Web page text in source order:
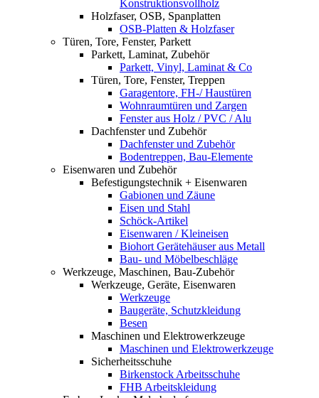
Konstruktionsvollholz
Holzfaser, OSB, Spanplatten
OSB-Platten & Holzfaser
Türen, Tore, Fenster, Parkett
Parkett, Laminat, Zubehör
Parkett, Vinyl, Laminat & Co
Türen, Tore, Fenster, Treppen
Garagentore, FH-/ Haustüren
Wohnraumtüren und Zargen
Fenster aus Holz / PVC / Alu
Dachfenster und Zubehör
Dachfenster und Zubehör
Bodentreppen, Bau-Elemente
Eisenwaren und Zubehör
Befestigungstechnik + Eisenwaren
Gabionen und Zäune
Eisen und Stahl
Schöck-Artikel
Eisenwaren / Kleineisen
Biohort Gerätehäuser aus Metall
Bau- und Möbelbeschläge
Werkzeuge, Maschinen, Bau-Zubehör
Werkzeuge, Geräte, Eisenwaren
Werkzeuge
Baugeräte, Schutzkleidung
Besen
Maschinen und Elektrowerkzeuge
Maschinen und Elektrowerkzeuge
Sicherheitsschuhe
Birkenstock Arbeitsschuhe
FHB Arbeitskleidung